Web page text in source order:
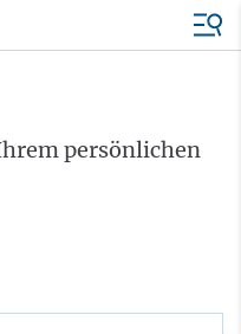
persönlichen